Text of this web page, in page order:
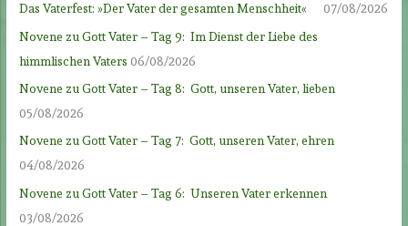
Das Vaterfest: »Der Vater der gesamten Menschheit«
07/08/2026
Novene zu Gott Vater – Tag 9: Im Dienst der Liebe des
himmlischen Vaters 06/08/2026
Novene zu Gott Vater – Tag 8: Gott, unseren Vater, lieben
05/08/2026
Novene zu Gott Vater – Tag 7: Gott, unseren Vater, ehren
04/08/2026
Novene zu Gott Vater – Tag 6: Unseren Vater erkennen
03/08/2026